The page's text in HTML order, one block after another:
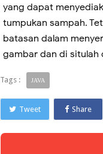
yang dapat
tumpukan sampah.
batasan dalam
gambar dan di situlah
Tags : JAVA
Tweet Share